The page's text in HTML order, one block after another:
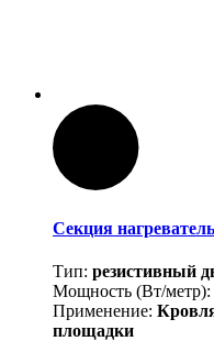
Секция
Тип: резистивный
Мощность (Вт/метр):
Применение:
площадки